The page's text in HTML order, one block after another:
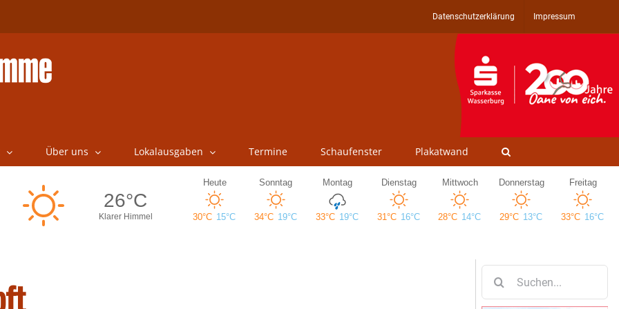
Datenschutzerklärung Impressum
Über uns Lokalausgaben Termine Schaufenster Plakatwand
nach: